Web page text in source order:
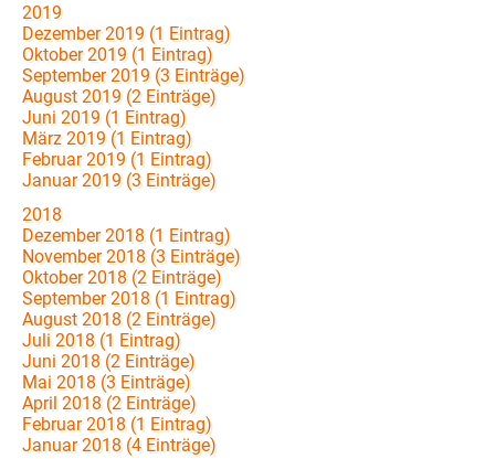
2019
Dezember 2019 (1 Eintrag)
Oktober 2019 (1 Eintrag)
September 2019 (3 Einträge)
August 2019 (2 Einträge)
Juni 2019 (1 Eintrag)
März 2019 (1 Eintrag)
Februar 2019 (1 Eintrag)
Januar 2019 (3 Einträge)
2018
Dezember 2018 (1 Eintrag)
November 2018 (3 Einträge)
Oktober 2018 (2 Einträge)
September 2018 (1 Eintrag)
August 2018 (2 Einträge)
Juli 2018 (1 Eintrag)
Juni 2018 (2 Einträge)
Mai 2018 (3 Einträge)
April 2018 (2 Einträge)
Februar 2018 (1 Eintrag)
Januar 2018 (4 Einträge)